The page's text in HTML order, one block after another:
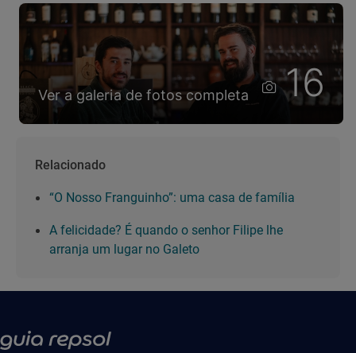
Ver a galeria de fotos completa 16
Relacionado
“O Nosso Franguinho”: uma casa de família
A felicidade? É quando o senhor Filipe lhe
arranja um lugar no Galeto